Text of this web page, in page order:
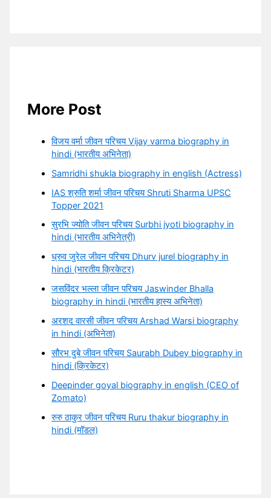
More Post
विजय वर्मा जीवन परिचय Vijay varma biography in
hindi (भारतीय अभिनेता)
Samridhi shukla biography in english (Actress)
IAS श्रुति शर्मा जीवन परिचय Shruti Sharma UPSC
Topper 2021
सुरभि ज्योति जीवन परिचय Surbhi jyoti biography in
hindi (भारतीय अभिनेत्री)
ध्रुव जुरेल जीवन परिचय Dhurv jurel biography in
hindi (भारतीय क्रिकेटर)
जसविंदर भल्ला जीवन परिचय Jaswinder Bhalla
biography in hindi (भारतीय हास्य अभिनेता)
अरशद वारसी जीवन परिचय Arshad Warsi biography
in hindi (अभिनेता)
सौरभ दुबे जीवन परिचय Saurabh Dubey biography in
hindi (क्रिकेटर)
Deepinder goyal biography in english (CEO of
Zomato)
रुरु ठाकुर जीवन परिचय Ruru thakur biography in
hindi (मॉडल)